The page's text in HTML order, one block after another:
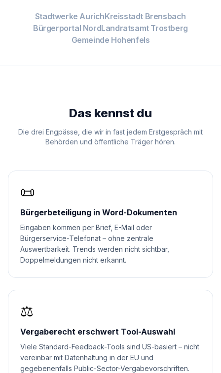
Stadtwerke AurichKreisstadt Brensbach
Bürgerportal NordLandratsamt Trostberg
Gemeinde Hohenfels
Das kennst du
Die drei Engpässe, die wir in fast jedem Erstgespräch mit
Behörden und öffentliche Träger hören.
📜
Bürgerbeteiligung in Word-Dokumenten
Eingaben kommen per Brief, E-Mail oder
Bürgerservice-Telefonat – ohne zentrale
Auswertbarkeit. Trends werden nicht sichtbar,
Doppelmeldungen nicht erkannt.
⚖️
Vergaberecht erschwert Tool-Auswahl
Viele Standard-Feedback-Tools sind US-basiert – nicht
vereinbar mit Datenhaltung in der EU und
gegebenenfalls Public-Sector-Vergabevorschriften.